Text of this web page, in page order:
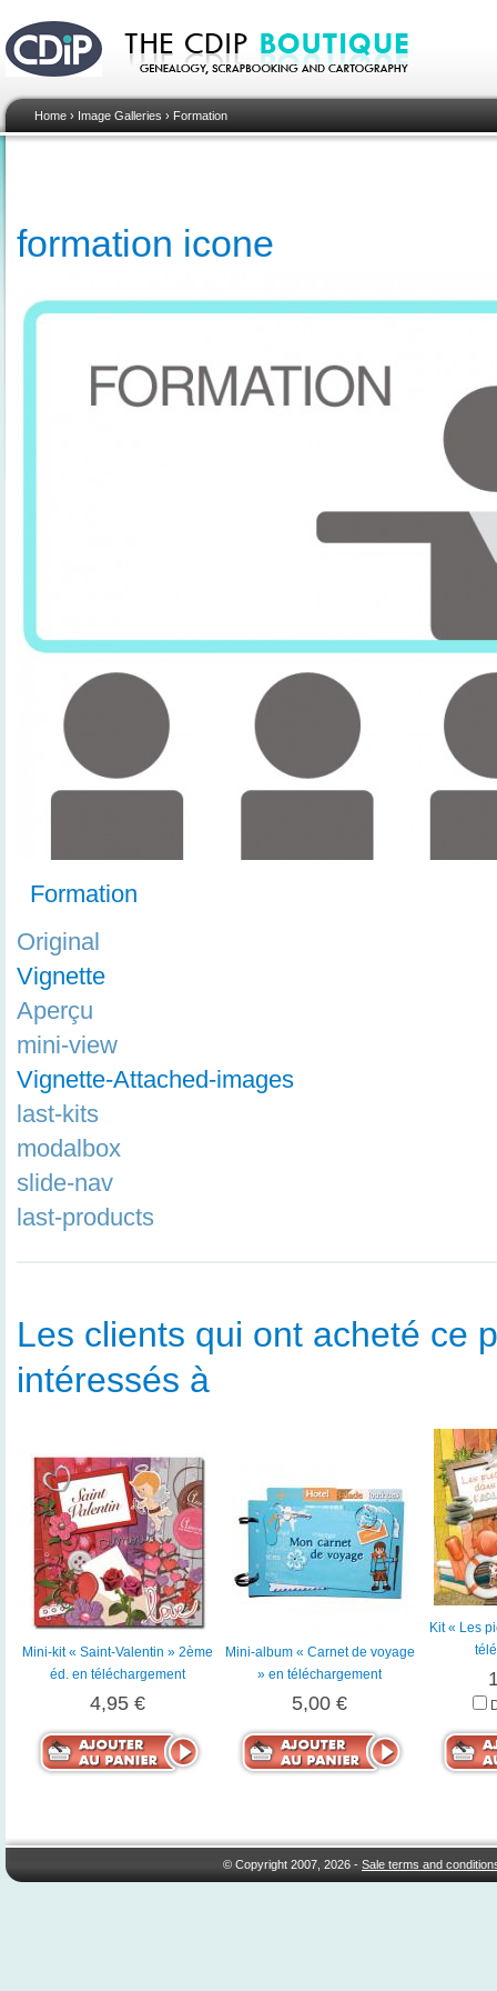
Home › Image Galleries › Formation
formation icone
Formation
Original
Vignette
Aperçu
mini-view
Vignette-Attached-images
last-kits
modalbox
slide-nav
last-products
Les clients qui ont acheté ce
intéressés à
Mini-kit « Saint-Valentin » 2ème
éd. en téléchargement
4,95 €
Mini-album « Carnet de voyage
» en téléchargement
5,00 €
Kit « Les
© Copyright 2007, 2026 -Sale terms and